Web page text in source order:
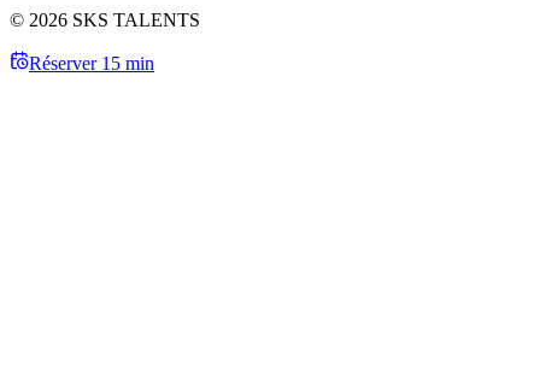
© 2026 SKS TALENTS
Réserver 15 min